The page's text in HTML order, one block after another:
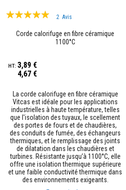
Évaluation:
2 Avis
Corde calorifuge en fibre céramique
1100°C
4,67 €
3,89 €
La corde calorifuge en fibre céramique
Vitcas est idéale pour les applications
industrielles à haute température, telles
que l'isolation des tuyaux, le scellement
des portes de fours et de chaudières,
des conduits de fumée, des échangeurs
thermiques, et le remplissage des joints
de dilatation dans les chaudières et
turbines. Résistante jusqu’à 1100°C, elle
offre une isolation thermique supérieure
et une faible conductivité thermique dans
des environnements exigeants.